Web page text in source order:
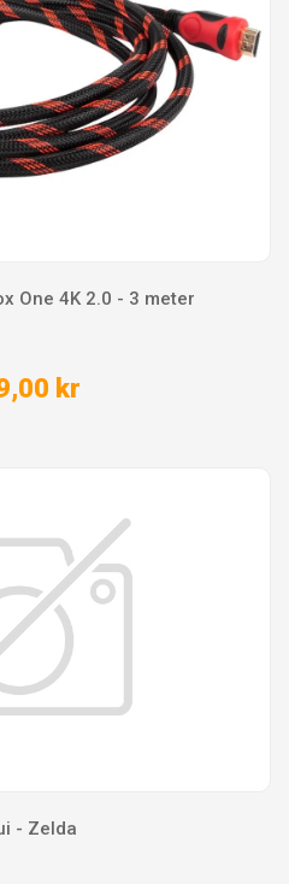
One 4K 2.0 - 3 meter
kr
- Zelda